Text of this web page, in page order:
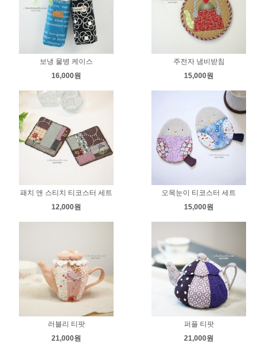
보냉 물병 케이스
16,000원
주전자 냄비받침
15,000원
패치 앤 스티치 티코스터 세트
12,000원
오목눈이 티코스터 세트
15,000원
러블리 티팟
21,000원
퍼플 티팟
21,000원